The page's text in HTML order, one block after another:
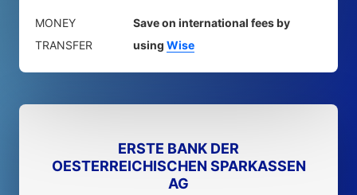
MONEY
TRANSFER
Save on international fees by
using Wise
ERSTE BANK DER
OESTERREICHISCHEN SPARKASSEN
AG